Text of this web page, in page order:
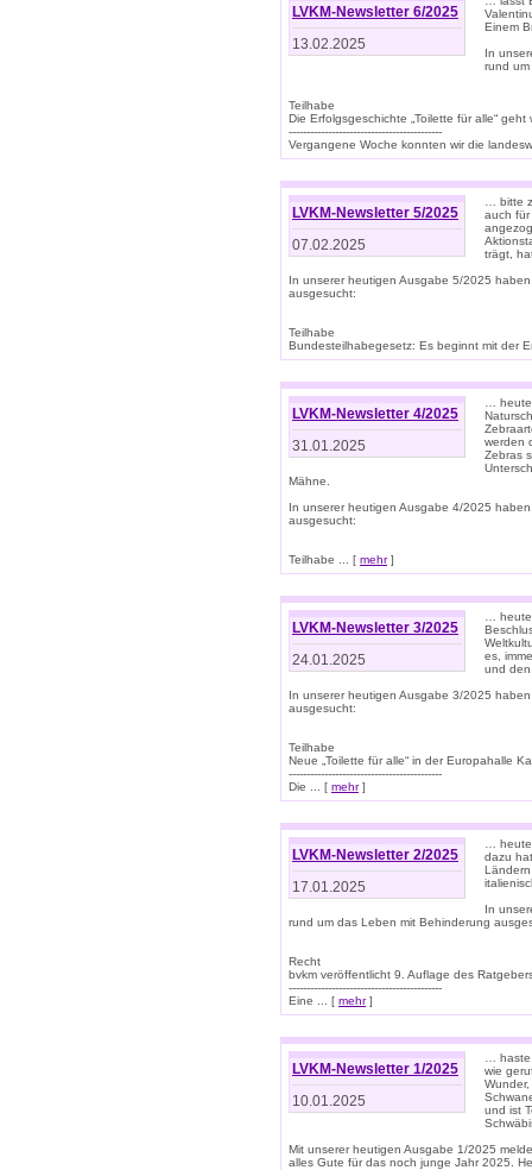
LVKM-Newsletter 6/2025
13.02.2025
Einem
In
rund
Teilhabe
Die Erfolgsgeschichte „Toilette für alle“
-------------------------------------------
Vergangene Woche konnten wir die
LVKM-Newsletter 5/2025
07.02.2025
… bitte
auch für
trägt,
In unserer heutigen Ausgabe 5/2025
ausgesucht:
Teilhabe
Bundesteilhabegesetz: Es beginnt mit der
LVKM-Newsletter 4/2025
31.01.2025
…
werden
Zebras
Mähne.
In unserer heutigen Ausgabe 4/2025
ausgesucht:
Teilhabe ... [ mehr]
LVKM-Newsletter 3/2025
24.01.2025
…
es,
und
In unserer heutigen Ausgabe 3/2025
ausgesucht:
Teilhabe
Neue „Toilette für alle“ in der Europahalle
-------------------------------------------
Die ... [ mehr]
LVKM-Newsletter 2/2025
17.01.2025
…
dazu
In
rund um das Leben mit Behinderung
Recht
bvkm veröffentlicht 9. Auflage des
-------------------------------------------
Eine ... [ mehr]
LVKM-Newsletter 1/2025
10.01.2025
…
wie
und ist
Mit unserer heutigen Ausgabe 1/2025
alles Gute für das noch junge Jahr 2025.